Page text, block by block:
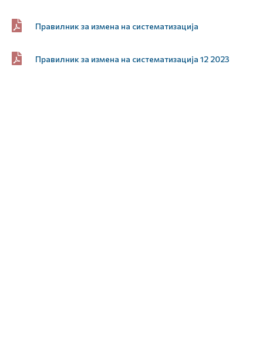
Правилник за измена на систематизација
Правилник за измена на систематизација 12 2023